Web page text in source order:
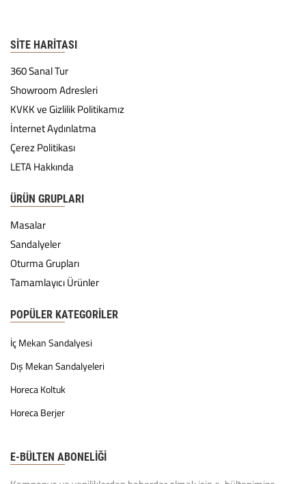
SITE HARITASI
360 Sanal Tur
Showroom Adresleri
KVKK ve Gizlilik Politikamız
İnternet Aydınlatma
Çerez Politikası
LETA Hakkında
ÜRÜN GRUPLARI
Masalar
Sandalyeler
Oturma Grupları
Tamamlayıcı Ürünler
POPÜLER KATEGORILER
İç Mekan Sandalyesi
Dış Mekan Sandalyeleri
Horeca Koltuk
Horeca Berjer
E-BÜLTEN ABONELİĞİ